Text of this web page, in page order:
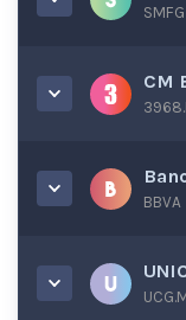
SMFG
CM
BBVA